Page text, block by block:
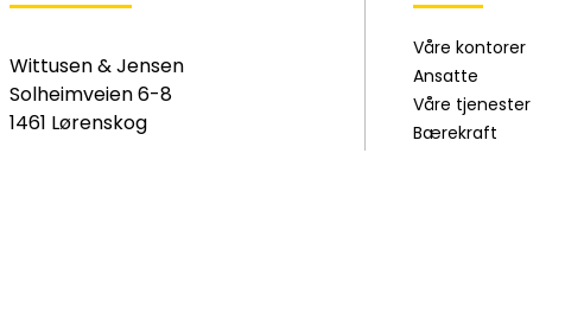
Wittusen & Jensen
Solheimveien 6-8
1461 Lørenskog
Våre kontorer
Ansatte
Våre tjenester
Bærekraft